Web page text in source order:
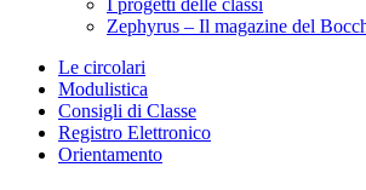
I progetti delle classi
Zephyrus – Il magazine del
Le circolari
Modulistica
Consigli di Classe
Registro Elettronico
Orientamento